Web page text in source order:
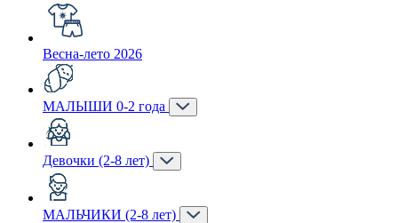
Весна-лето 2026
МАЛЫШИ 0-2 года
Девочки (2-8 лет)
МАЛЬЧИКИ (2-8 лет)